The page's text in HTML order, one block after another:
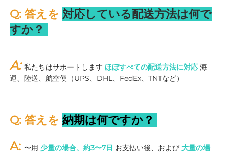
Q: 答えを 対応している配送方法は何で
すか？
A: 私たちはサポートします ほぼすべての配送方法に対応 海
運、陸送、航空便（UPS、DHL、FedEx、TNTなど）
Q: 答えを 納期は何ですか？
A: 〜用 少量の場合、約3〜7日 お支払い後、および 大量の場